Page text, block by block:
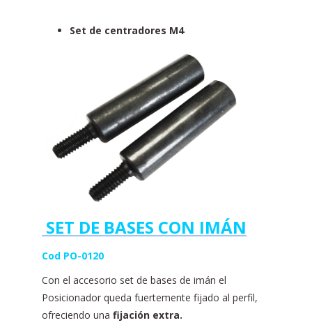
Set de centradores M4
SET DE BASES CON IMÁN
Cod PO-0120
Con el accesorio set de bases de imán el
Posicionador queda fuertemente fijado al perfil,
ofreciendo una fijación extra.